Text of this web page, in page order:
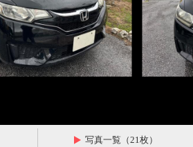
写真一覧（21枚）